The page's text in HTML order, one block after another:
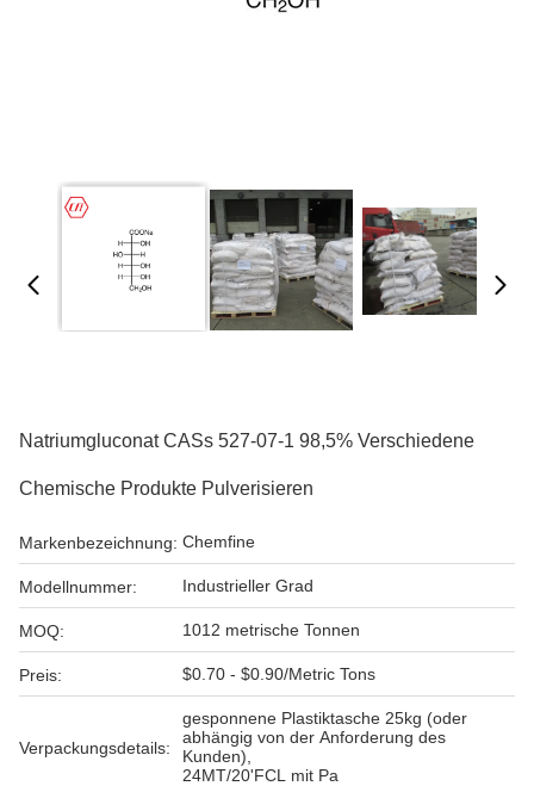
Natriumgluconat CASs 527-07-1 98,5% Verschiedene
Chemische Produkte Pulverisieren
Markenbezeichnung: Chemfine
Modellnummer: Industrieller Grad
MOQ: 1012 metrische Tonnen
Preis: $0.70 - $0.90/Metric Tons
Verpackungsdetails:
gesponnene Plastiktasche 25kg (oder
abhängig von der Anforderung des
Kunden),
24MT/20'FCL mit Pa